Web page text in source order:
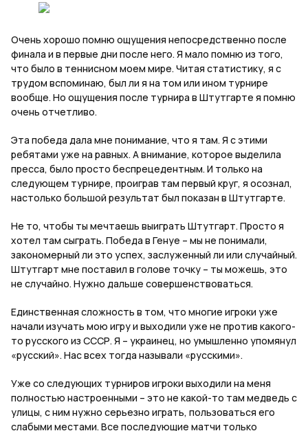
Очень хорошо помню ощущения непосредственно после
финала и в первые дни после него. Я мало помню из того,
что было в теннисном моем мире. Читая статистику, я с
трудом вспоминаю, был ли я на том или ином турнире
вообще. Но ощущения после турнира в Штутгарте я помню
очень отчетливо.
Эта победа дала мне понимание, что я там. Я с этими
ребятами уже на равных. А внимание, которое выделила
пресса, было просто беспрецедентным. И только на
следующем турнире, проиграв там первый круг, я осознал,
настолько большой результат был показан в Штутгарте.
Не то, чтобы ты мечтаешь выиграть Штутгарт. Просто я
хотел там сыграть. Победа в Генуе – мы не понимали,
закономерный ли это успех, заслуженный ли или случайный.
Штутгарт мне поставил в голове точку – ты можешь, это
не случайно. Нужно дальше совершенствоваться.
Единственная сложность в том, что многие игроки уже
начали изучать мою игру и выходили уже не против какого-
то русского из СССР. Я – украинец, но умышленно упомянул
«русский». Нас всех тогда называли «русскими».
Уже со следующих турниров игроки выходили на меня
полностью настроенными – это не какой-то там медведь с
улицы, с ним нужно серьезно играть, пользоваться его
слабыми местами. Все последующие матчи только